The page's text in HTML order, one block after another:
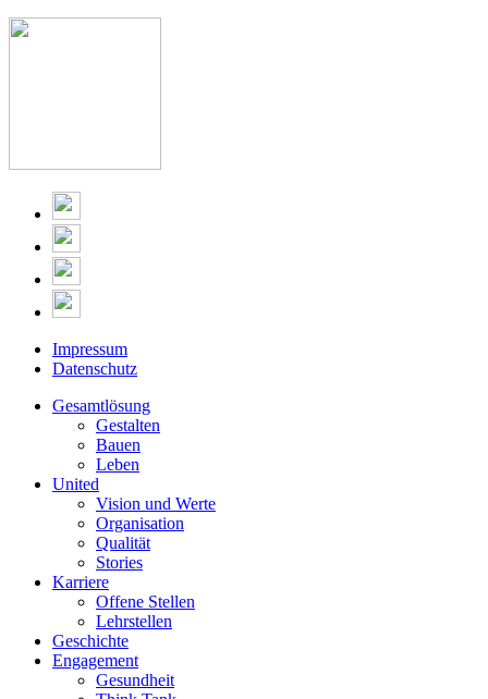
Impressum
Datenschutz
Gesamtlösung
Gestalten
Bauen
Leben
United
Vision und Werte
Organisation
Qualität
Stories
Karriere
Offene Stellen
Lehrstellen
Geschichte
Engagement
Gesundheit